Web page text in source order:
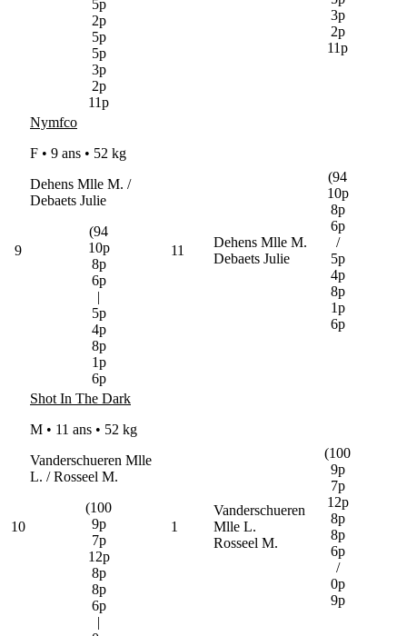
5p
2p
5p
5p
3p
2p
11p
3p
2p
11p
9
Nymfco
F • 9 ans • 52 kg
Dehens Mlle M. /
Debaets Julie
(94
10p
8p
6p
|
5p
4p
8p
1p
6p
11
Dehens Mlle M.
Debaets Julie
(94
10p
8p
6p
/
5p
4p
8p
1p
6p
10
Shot In The Dark
M • 11 ans • 52 kg
Vanderschueren Mlle
L. / Rosseel M.
(100
9p
7p
12p
8p
8p
6p
|
1
Vanderschueren
Mlle L.
Rosseel M.
(100
9p
7p
12p
8p
8p
6p
/
0p
9p